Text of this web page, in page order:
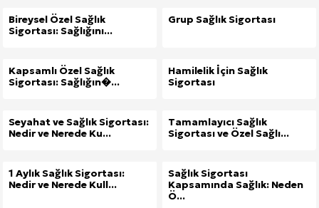
Bireysel Özel Sağlık
Sigortası: Sağlığını...
Grup Sağlık Sigortası
Kapsamlı Özel Sağlık
Sigortası: Sağlığın�...
Hamilelik İçin Sağlık
Sigortası
Seyahat ve Sağlık Sigortası:
Nedir ve Nerede Ku...
Tamamlayıcı Sağlık
Sigortası ve Özel Sağlı...
1 Aylık Sağlık Sigortası:
Nedir ve Nerede Kull...
Sağlık Sigortası
Kapsamında Sağlık: Neden
Ö...